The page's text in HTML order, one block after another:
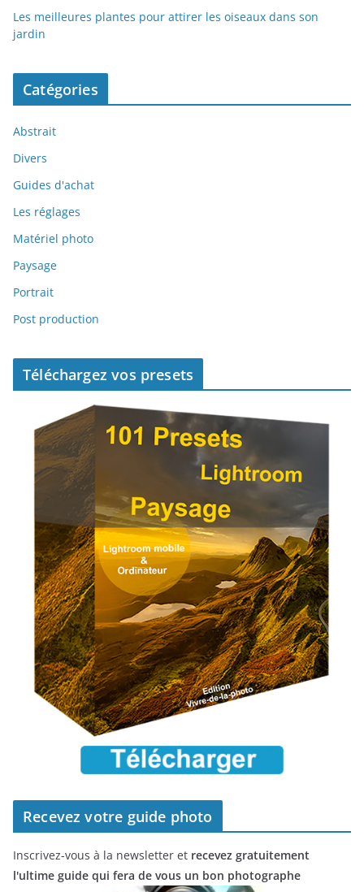
Les meilleures plantes pour attirer les oiseaux dans son
jardin
Catégories
Abstrait
Divers
Guides d'achat
Les réglages
Matériel photo
Paysage
Portrait
Post production
Téléchargez vos presets
Recevez votre guide photo
Inscrivez-vous à la newsletter et recevez gratuitement
l'ultime guide qui fera de vous un bon photographe